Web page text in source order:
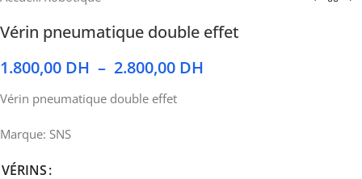
Vérin pneumatique double effet
1.800,00 DH – 2.800,00 DH
Vérin pneumatique double effet
Marque: SNS
VÉRINS